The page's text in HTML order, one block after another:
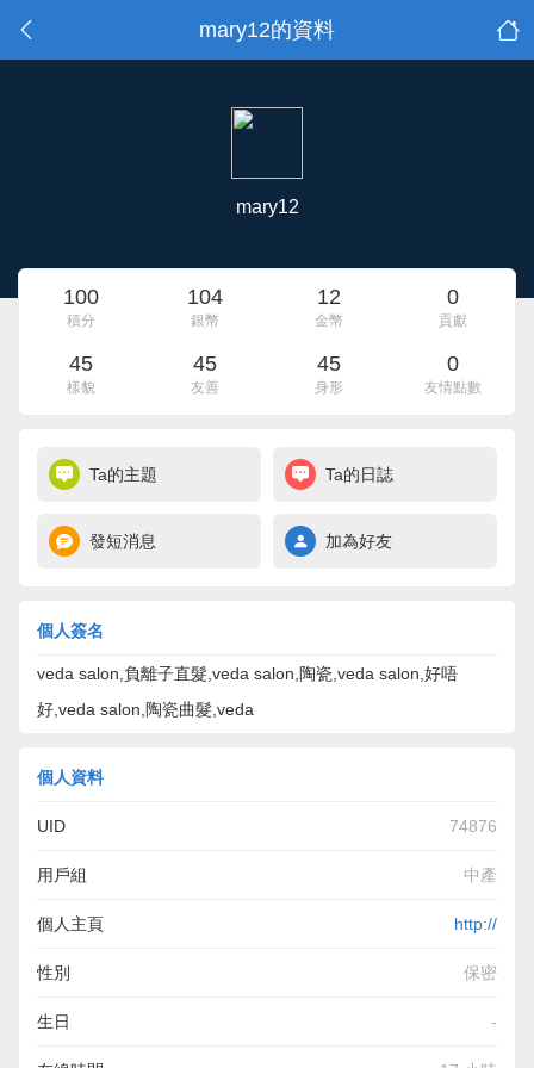
mary12的資料
mary12
100
積分
104
銀幣
12
金幣
0
貢獻
45
樣貌
45
友善
45
身形
0
友情點數
Ta的主題 Ta的日誌
發短消息 加為好友
個人簽名
veda salon,負離子直髮,veda salon,陶瓷,veda salon,好唔
好,veda salon,陶瓷曲髮,veda
個人資料
UID 74876
用戶組 中產
個人主頁 http://
性別 保密
生日 -